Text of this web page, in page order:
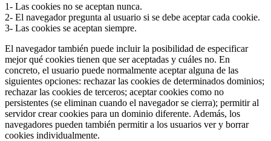
1- Las cookies no se aceptan nunca.
2- El navegador pregunta al usuario si se debe aceptar cada cookie.
3- Las cookies se aceptan siempre.
El navegador también puede incluir la posibilidad de especificar
mejor qué cookies tienen que ser aceptadas y cuáles no. En
concreto, el usuario puede normalmente aceptar alguna de las
siguientes opciones: rechazar las cookies de determinados dominios;
rechazar las cookies de terceros; aceptar cookies como no
persistentes (se eliminan cuando el navegador se cierra); permitir al
servidor crear cookies para un dominio diferente. Además, los
navegadores pueden también permitir a los usuarios ver y borrar
cookies individualmente.